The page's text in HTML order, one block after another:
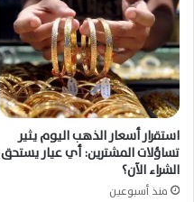
استقرار أسعار الذهب اليوم يثير
تساؤلات المشترين: أي عيار يستحق
الشراء الآن؟
منذ أسبوعين